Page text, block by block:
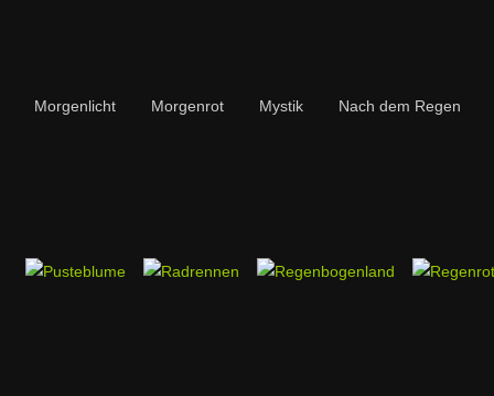
Morgenlicht Morgenrot Mystik Nach dem Regen